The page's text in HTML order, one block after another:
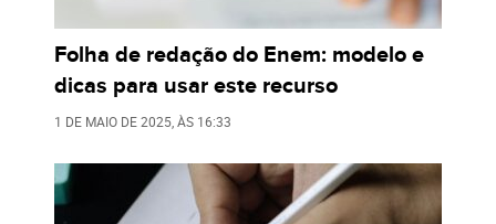
Folha de redação do Enem: modelo e
dicas para usar este recurso
1 DE MAIO DE 2025 , ÀS 16:33